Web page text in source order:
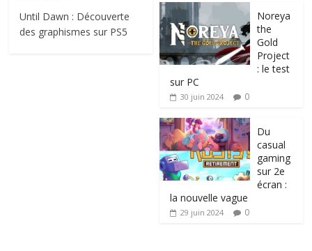
Until Dawn : Découverte
des graphismes sur PS5
Noreya
the
Gold
Project
: le test
sur PC
30 juin 2024 0
Du
casual
gaming
sur 2e
écran :
la nouvelle vague
29 juin 2024 0